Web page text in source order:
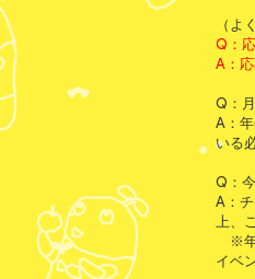
（よ
Q：
A：
Q：
A：
いる
Q：
A：
上、
※年
イベ